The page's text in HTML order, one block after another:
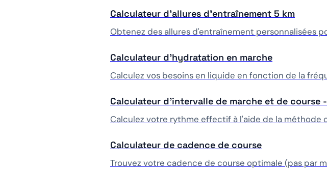
Calculateur d'allures d'entraînement 5 km
Obtenez des allures d'entraînement personnalisées
Calculateur d'hydratation en marche
Calculez vos besoins en liquide en fonction de la
Calculateur d'intervalle de marche et de course
Calculez votre rythme effectif à l'aide de la méthode
Calculateur de cadence de course
Trouvez votre cadence de course optimale (pas par